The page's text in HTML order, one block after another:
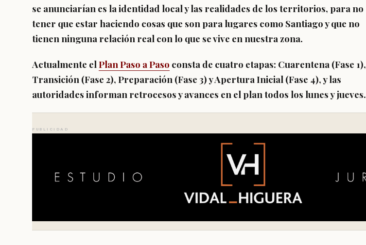
se anunciarían es la identidad local y las realidades de los territorios, para no
tener que estar haciendo cosas que son para lugares como Santiago y que no
tienen ninguna relación real con lo que se vive en nuestra zona.
Actualmente elPlan Paso a Paso consta de cuatro etapas: Cuarentena (Fase 1),
Transición (Fase 2), Preparación (Fase 3) y Apertura Inicial (Fase 4), y las
autoridades informan retrocesos y avances en el plan todos los lunes y jueves.
PUBLICIDAD